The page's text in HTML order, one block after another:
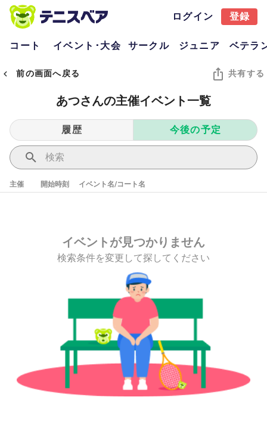
ログイン 登録
コート イベント･大会 サークル ジュニア ベテラ
前の画面へ戻る 共有する
あつさんの主催イベント一覧
履歴 今後の予定
主催 開始時刻 イベント名/コート名
イベントが見つかりません
検索条件を変更して探してください